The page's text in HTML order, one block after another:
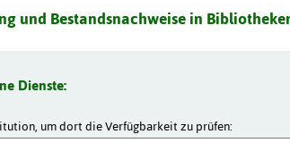
und Bestandsnachweise in
Dienste:
um dort die Verfügbarkeit zu prüfen: